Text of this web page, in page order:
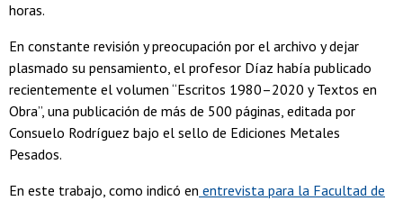
horas.
En constante revisión y preocupación por el archivo y dejar
plasmado su pensamiento, el profesor Díaz había publicado
recientemente el volumen “Escritos 1980–2020 y Textos en
Obra”, una publicación de más de 500 páginas, editada por
Consuelo Rodríguez bajo el sello de Ediciones Metales
Pesados.
En este trabajo, como indicó en entrevista para la Facultad de